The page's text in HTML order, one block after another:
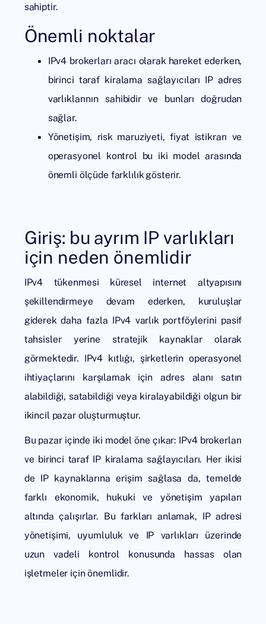
sahiptir.
Önemli noktalar
IPv4 brokerları aracı olarak hareket ederken,
birinci taraf kiralama sağlayıcıları IP adres
varlıklarının sahibidir ve bunları doğrudan
sağlar.
Yönetişim, risk maruziyeti, fiyat istikrarı ve
operasyonel kontrol bu iki model arasında
önemli ölçüde farklılık gösterir.
Giriş: bu ayrım IP varlıkları
için neden önemlidir
IPv4 tükenmesi küresel internet altyapısını
şekillendirmeye devam ederken, kuruluşlar
giderek daha fazla IPv4 varlık portföylerini pasif
tahsisler yerine stratejik kaynaklar olarak
görmektedir. IPv4 kıtlığı, şirketlerin operasyonel
ihtiyaçlarını karşılamak için adres alanı satın
alabildiği, satabildiği veya kiralayabildiği olgun bir
ikincil pazar oluşturmuştur.
Bu pazar içinde iki model öne çıkar: IPv4 brokerları
ve birinci taraf IP kiralama sağlayıcıları. Her ikisi
de IP kaynaklarına erişim sağlasa da, temelde
farklı ekonomik, hukuki ve yönetişim yapıları
altında çalışırlar. Bu farkları anlamak, IP adresi
yönetişimi, uyumluluk ve IP varlıkları üzerinde
uzun vadeli kontrol konusunda hassas olan
işletmeler için önemlidir.